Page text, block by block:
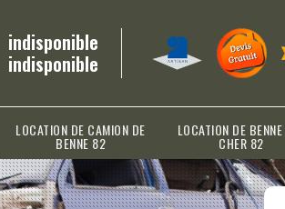
indisponible
indisponible
LOCATION DE CAMION DE
BENNE 82
LOCATION DE
CHER 82